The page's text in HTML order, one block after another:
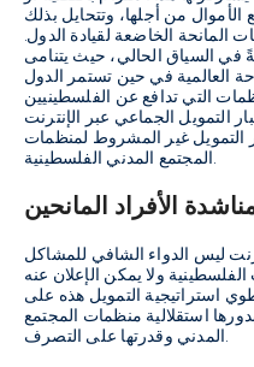
من أجلها، وتتحايل بذلك
الخاضعة لقيادة الدول.
في السياق الحالي، حيث يتنامى
العالمية في حين تستمر الدول
التي تدافع عن الفلسطينيين
التمويل الجماعي عبر الإنترنت
التمويل غير المشروط لمنظمات
المجتمع المدني الفلسطينية.
الأفراد المانحين
ليس الدواء الشافي للمشاكل
ولا يمكن الإعلان عنه
استراتيجية التمويل هذه على
استقلالية منظمات المجتمع
المدني وقدرتها على التصرف.